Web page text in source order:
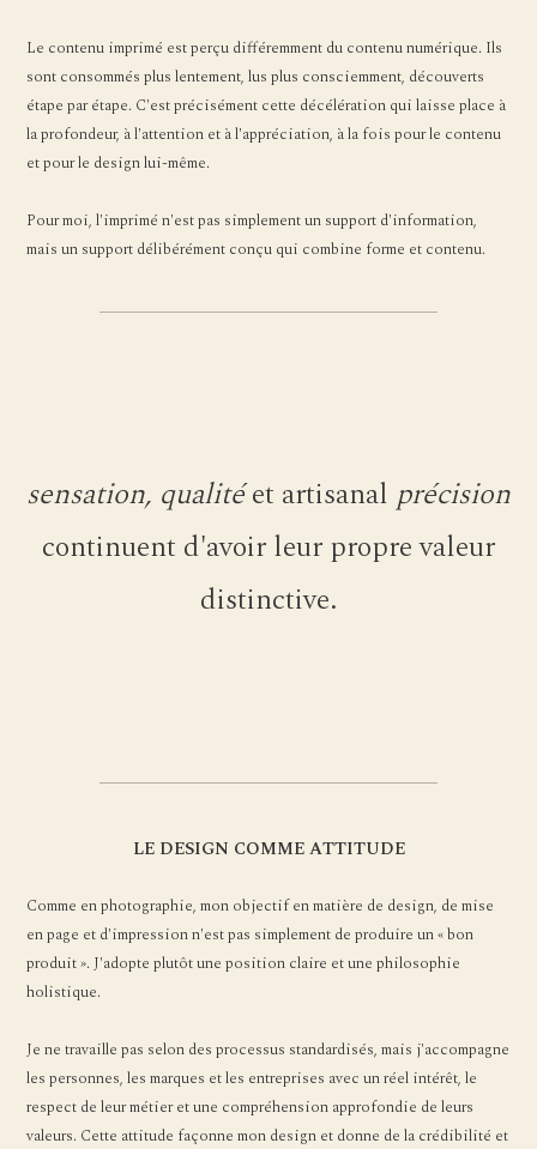
Le contenu imprimé est perçu différemment du contenu numérique. Ils
sont consommés plus lentement, lus plus consciemment, découverts
étape par étape. C'est précisément cette décélération qui laisse place à
la profondeur, à l'attention et à l'appréciation, à la fois pour le contenu
et pour le design lui-même.
Pour moi, l'imprimé n'est pas simplement un support d'information,
mais un support délibérément conçu qui combine forme et contenu.
sensation, qualitéet artisanal précision
continuent d'avoir leur propre valeur
distinctive.
LE DESIGN COMME ATTITUDE
Comme en photographie, mon objectif en matière de design, de mise
en page et d'impression n'est pas simplement de produire un « bon
produit ». J'adopte plutôt une position claire et une philosophie
holistique.
Je ne travaille pas selon des processus standardisés, mais j'accompagne
les personnes, les marques et les entreprises avec un réel intérêt, le
respect de leur métier et une compréhension approfondie de leurs
valeurs. Cette attitude façonne mon design et donne de la crédibilité et